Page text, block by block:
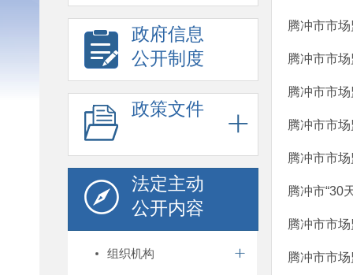
政府信息
公开制度
政策文件
法定主动
公开内容
组织机构
腾冲市市
腾冲市市
腾冲市市
腾冲市市
腾冲市市
腾冲市“30
腾冲市市
腾冲市市